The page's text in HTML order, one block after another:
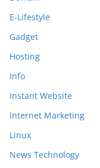
E-Lifestyle
Gadget
Hosting
Info
Instant Website
Internet Marketing
Linux
News Technology